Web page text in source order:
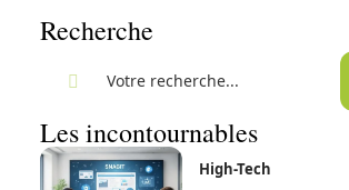
Recherche
Les incontournables
High-Tech